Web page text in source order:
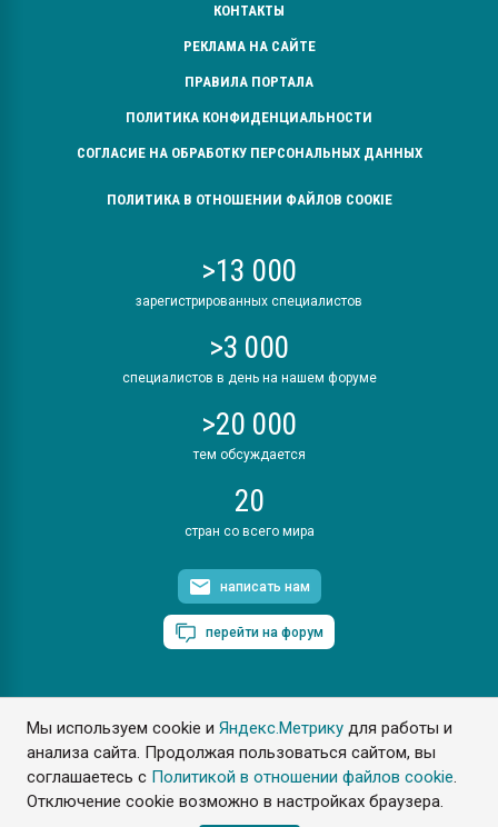
Мы используем cookie иЯндекс.Метрику для работы и
анализа сайта. Продолжая пользоваться сайтом, вы
соглашаетесь с Политикой в отношении файлов cookie.
Отключение cookie возможно в настройках браузера.
КОНТАКТЫ
РЕКЛАМА НА САЙТЕ
ПРАВИЛА ПОРТАЛА
ПОЛИТИКА КОНФИДЕНЦИАЛЬНОСТИ
СОГЛАСИЕ НА ОБРАБОТКУ ПЕРСОНАЛЬНЫХ ДАННЫХ
ПОЛИТИКА В ОТНОШЕНИИ ФАЙЛОВ COOKIE
>13 000
зарегистрированных специалистов
>3 000
специалистов в день на нашем форуме
>20 000
тем обсуждается
20
стран со всего мира
написать нам
перейти на форум
ПластЭксперт © 2006. Все права защищены
Разрешается копирование материалов сайта с обязательной
ссылкой на www.e-plastic.ru
Разработка сайта